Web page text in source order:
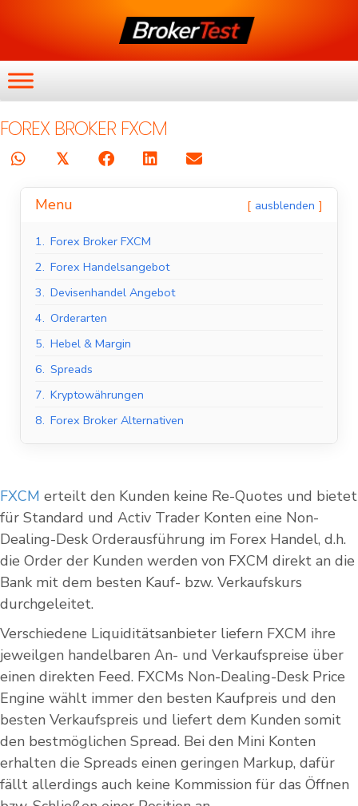
FOREX BROKER FXCM
𝕏
Menu ausblenden
1. Forex Broker FXCM
2. Forex Handelsangebot
3. Devisenhandel Angebot
4. Orderarten
5. Hebel & Margin
6. Spreads
7. Kryptowährungen
8. Forex Broker Alternativen
FXCM erteilt den Kunden keine Re-Quotes und bietet
für Standard und Activ Trader Konten eine Non-
Dealing-Desk Orderausführung im Forex Handel, d.h.
die Order der Kunden werden von FXCM direkt an die
Bank mit dem besten Kauf- bzw. Verkaufskurs
durchgeleitet.
Verschiedene Liquiditätsanbieter liefern FXCM ihre
jeweilgen handelbaren An- und Verkaufspreise über
einen direkten Feed. FXCMs Non-Dealing-Desk Price
Engine wählt immer den besten Kaufpreis und den
besten Verkaufspreis und liefert dem Kunden somit
den bestmöglichen Spread. Bei den Mini Konten
erhalten die Spreads einen geringen Markup, dafür
fällt allerdings auch keine Kommission für das Öffnen